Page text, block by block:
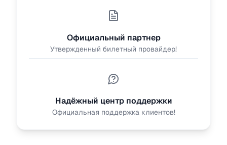
Официальный партнер
Утвержденный билетный провайдер!
Надёжный центр поддержки
Официальная поддержка клиентов!